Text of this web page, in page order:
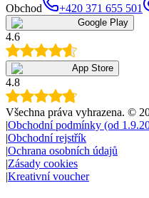
Obchod
+420 371 655 501
Google Play
4.6
App Store
4.8
Všechna práva vyhrazena. ©
|Obchodní podmínky (od
|Obchodní rejstřík
|Ochrana osobních údajů
|Zásady cookies
|Kreativní voucher